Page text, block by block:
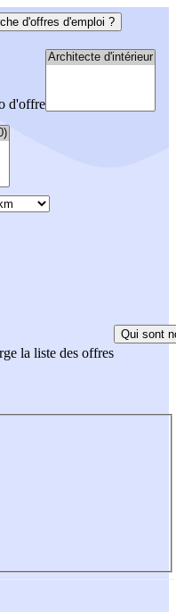
d'offres d'emploi ?
d'offre
la liste des offres
Qui sont